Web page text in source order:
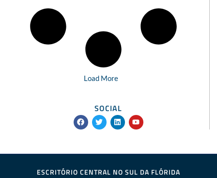
Load More
SOCIAL
F
a
c
o
k
T
w
i
e
L
i
n
d
n
Y
o
u
b
ESCRITÓRIO CENTRAL NO SUL DA FLÓRIDA